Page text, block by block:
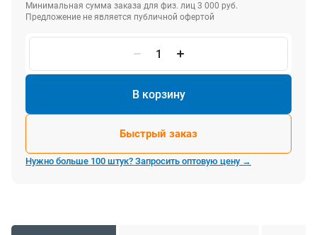
Минимальная сумма заказа для физ. лиц 3 000 руб.
Предложение не является публичной офертой
В корзину
Быстрый заказ
Нужно больше 100 штук? Запросить оптовую цену →